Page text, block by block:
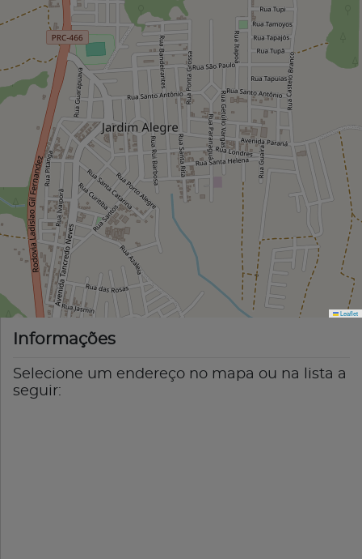
Leaflet
Informações
Selecione um endereço no mapa ou na lista a
seguir: